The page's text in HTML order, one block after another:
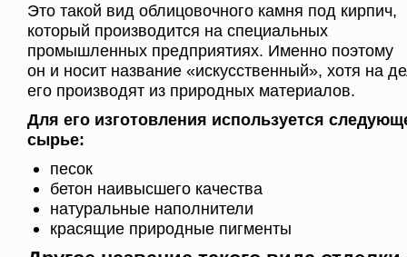
Это такой вид облицовочного камня под кирпич,
который производится на специальных
промышленных предприятиях. Именно поэтому
он и носит название «искусственный», хотя на
его производят из природных материалов.
Для его изготовления используется
сырье:
песок
бетон наивысшего качества
натуральные наполнители
красящие природные пигменты